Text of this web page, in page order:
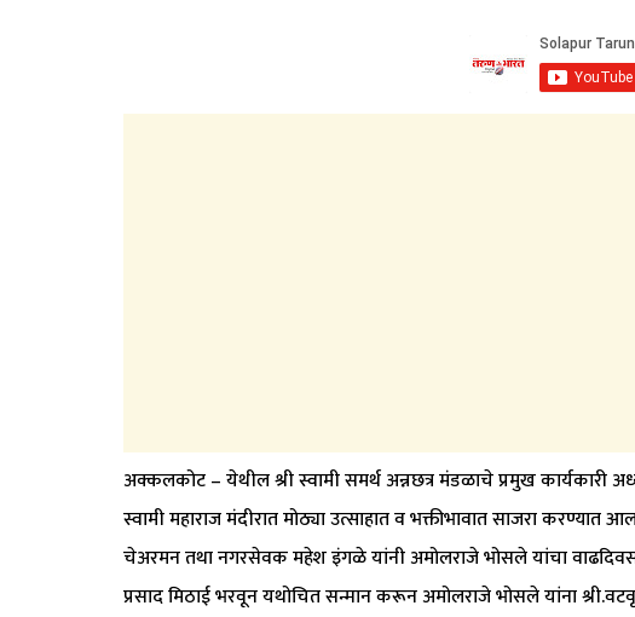
अक्कलकोट – येथील श्री स्वामी समर्थ अन्नछत्र मंडळाचे प्रमुख कार्यकारी
स्वामी महाराज मंदीरात मोठ्या उत्साहात व भक्तीभावात साजरा करण्यात
चेअरमन तथा नगरसेवक महेश इंगळे यांनी अमोलराजे भोसले यांचा
प्रसाद मिठाई भरवून यथोचित सन्मान करून अमोलराजे भोसले यांना